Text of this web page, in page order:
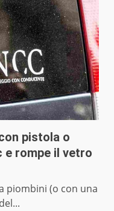
pistola o
e rompe il vetro
piombini (o con una